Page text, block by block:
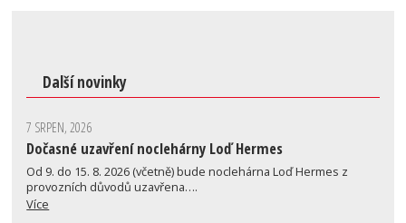
Další novinky
7 SRPEN, 2026
Dočasné uzavření noclehárny Loď Hermes
Od 9. do 15. 8. 2026 (včetně) bude noclehárna Loď Hermes z
provozních důvodů uzavřena….
Více